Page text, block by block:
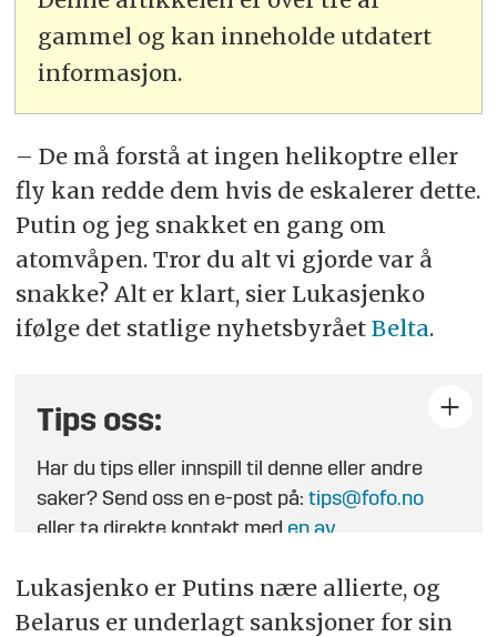
gammel og kan inneholde utdatert
informasjon.
– De må forstå at ingen helikoptre eller
fly kan redde dem hvis de eskalerer dette.
Putin og jeg snakket en gang om
atomvåpen. Tror du alt vi gjorde var å
snakke? Alt er klart, sier Lukasjenko
ifølge det statlige nyhetsbyrået Belta.
Tips oss:
Har du tips eller innspill til denne eller andre
saker? Send oss en e-post på:tips@fofo.no
eller ta direkte kontakt med en av
Lukasjenko er Putins nære allierte, og
Belarus er underlagt sanksjoner for sin